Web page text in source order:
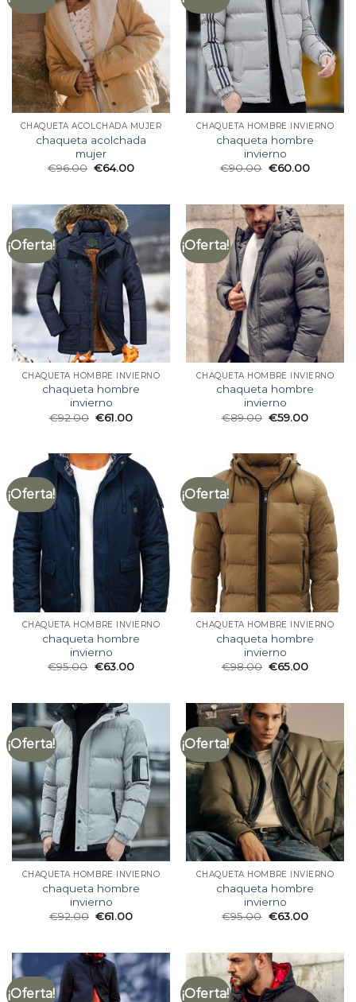
CHAQUETA ACOLCHADA MUJER
chaqueta acolchada
mujer
€96.00 €64.00
CHAQUETA HOMBRE INVIERNO
chaqueta hombre
invierno
€90.00 €60.00
¡Oferta!
CHAQUETA HOMBRE INVIERNO
chaqueta hombre
invierno
€92.00 €61.00
¡Oferta!
CHAQUETA HOMBRE INVIERNO
chaqueta hombre
invierno
€89.00 €59.00
¡Oferta!
CHAQUETA HOMBRE INVIERNO
chaqueta hombre
invierno
€95.00 €63.00
¡Oferta!
CHAQUETA HOMBRE INVIERNO
chaqueta hombre
invierno
€98.00 €65.00
¡Oferta!
CHAQUETA HOMBRE INVIERNO
chaqueta hombre
invierno
€92.00 €61.00
¡Oferta!
CHAQUETA HOMBRE INVIERNO
chaqueta hombre
invierno
€95.00 €63.00
¡Oferta! ¡Oferta!